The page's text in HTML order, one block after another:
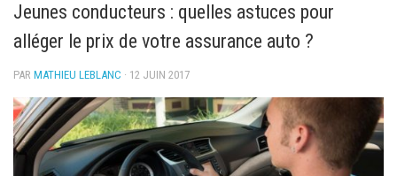
Berlines
Sportives
Électriques
Utilitaires
Concept-cars
Salons de l’auto
Jeunes conducteurs : quelles astuces pour
alléger le prix de votre assurance auto ?
PAR MATHIEU LEBLANC · 12 JUIN 2017